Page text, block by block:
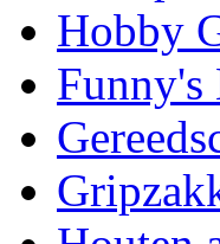
Hobby
Funny's